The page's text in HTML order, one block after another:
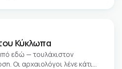
Κύκλωπα
εδώ — τουλάχιστον
Οι αρχαιολόγοι λένε κάτι